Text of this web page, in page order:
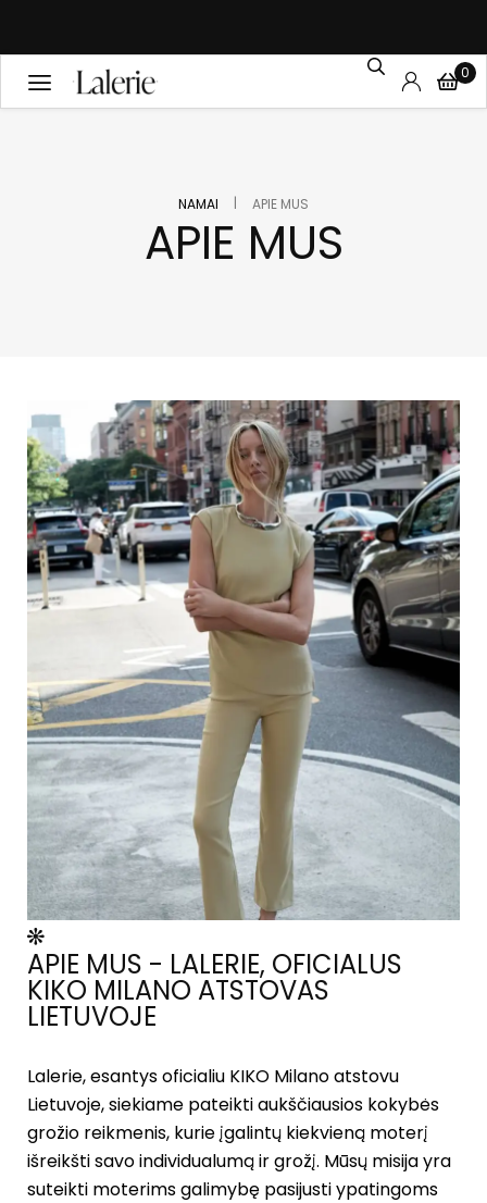
0
APIE MUS
NAMAI | APIE MUS
APIE MUS - LALERIE, OFICIALUS
KIKO MILANO ATSTOVAS
LIETUVOJE
Lalerie, esantys oficialiu KIKO Milano atstovu
Lietuvoje, siekiame pateikti aukščiausios kokybės
grožio reikmenis, kurie įgalintų kiekvieną moterį
išreikšti savo individualumą ir grožį. Mūsų misija yra
suteikti moterims galimybę pasijusti ypatingoms